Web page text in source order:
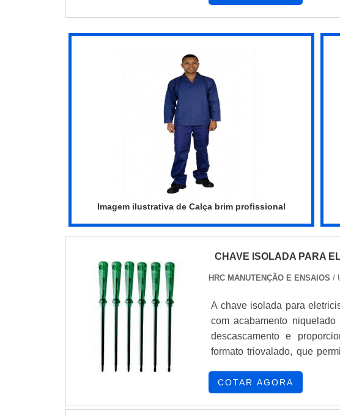
a uma equipe
Imagem ilustrativa de Calça brim profissional
CHAVE ISOLADA PARA
HRC MANUTENÇÃO E ENSAIOS /
A chave isolada para
com acabamento
descascamento e
formato triovalado, que
SOBRE O PRODUTOA
COTAR AGORA